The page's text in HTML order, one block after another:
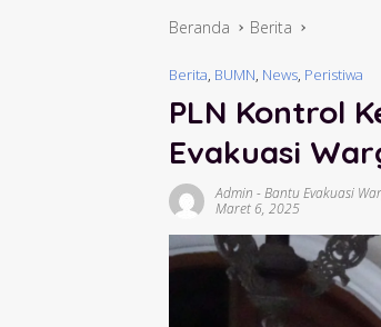
e
Beranda Berita
Berita, BUMN, News, Peristiwa
PLN Kontrol
Evakuasi
Admin -Bantu Evakuasi
Maret 6, 2025